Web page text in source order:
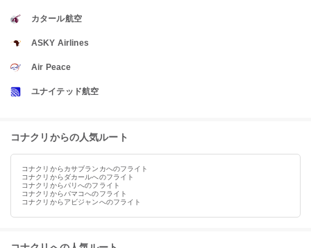
カタール航空
ASKY Airlines
Air Peace
ユナイテッド航空
コナクリからの人気ルート
コナクリからカサブランカへのフライト
コナクリからダカールへのフライト
コナクリからパリへのフライト
コナクリからバマコへのフライト
コナクリからアビジャンへのフライト